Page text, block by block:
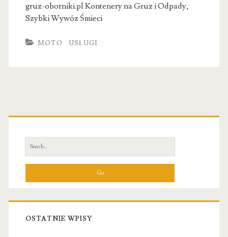
gruz-oborniki.pl Kontenery na Gruz i Odpady,
Szybki Wywóz Śmieci
MOTO USŁUGI
Primary
Sidebar
Search
for:
OSTATNIE WPISY